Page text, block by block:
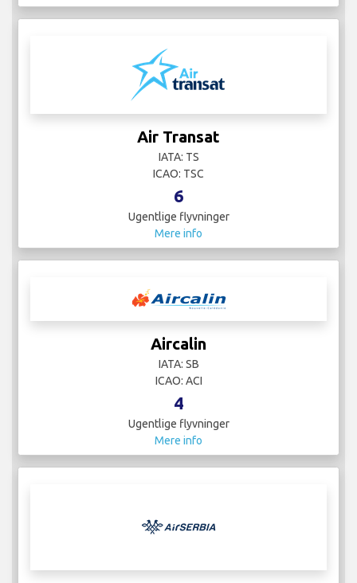
Air Transat
IATA: TS
ICAO: TSC
6
Ugentlige flyvninger
Mere info
Aircalin
IATA: SB
ICAO: ACI
4
Ugentlige flyvninger
Mere info